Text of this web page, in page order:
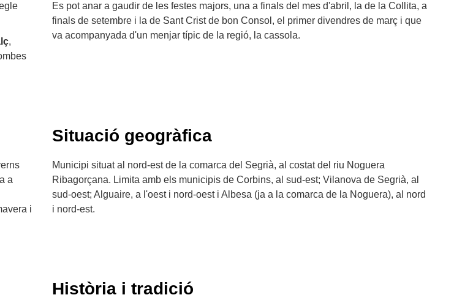
,
Es pot anar a gaudir de les festes majors, una a finals del mes d'abril, la de la Collita, a
finals de setembre i la de Sant Crist de bon Consol, el primer divendres de març i que
va acompanyada d'un menjar típic de la regió, la cassola.
a
i
Situació geogràfica
Municipi situat al nord-est de la comarca del Segrià, al costat del riu Noguera
Ribagorçana. Limita amb els municipis de Corbins, al sud-est; Vilanova de Segrià, al
sud-oest; Alguaire, a l'oest i nord-oest i Albesa (ja a la comarca de la Noguera), al nord
i nord-est.
Història i tradició